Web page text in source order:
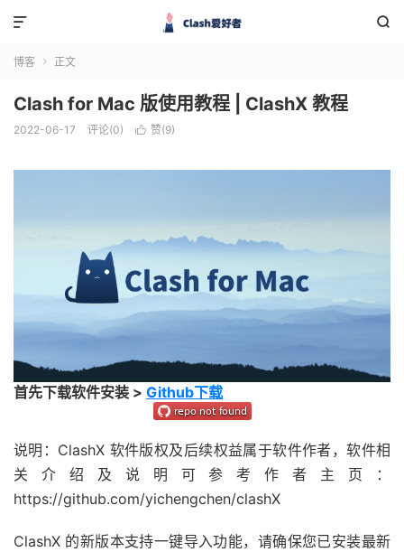


博客  正文
Clash for Mac 版使用教程 | ClashX 教程
2022-06-17 评论(0)  赞(9)
首先下载软件安装 > Github下载
说明： ClashX 软件版权及后续权益属于软件作者，软件相
关介绍及说明可参考作者主页：
https://github.com/yichengchen/clashX
ClashX 的新版本支持一键导入功能，请确保您已安装最新